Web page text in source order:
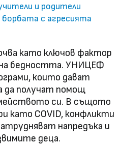
и родители
с агресията
като ключов фактор
на бедността. УНИЦЕФ
които дават
да получат помощ
си. В същото
като COVID, конфликти
напредъка и
деца.